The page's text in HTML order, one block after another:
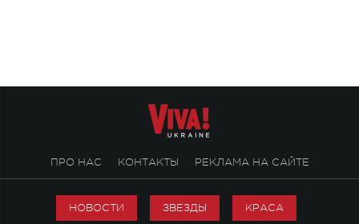
ПРО НАС КОНТАКТЫ РЕКЛАМА НА САЙТЕ
НОВОСТИ ЗВЕЗДЫ КРАСА